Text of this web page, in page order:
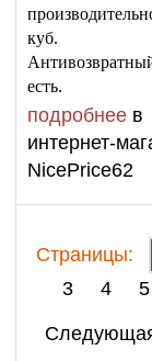
куб.
есть.
подробнее в
интернет-
NicePrice62
Cтраницы:
3
4 5